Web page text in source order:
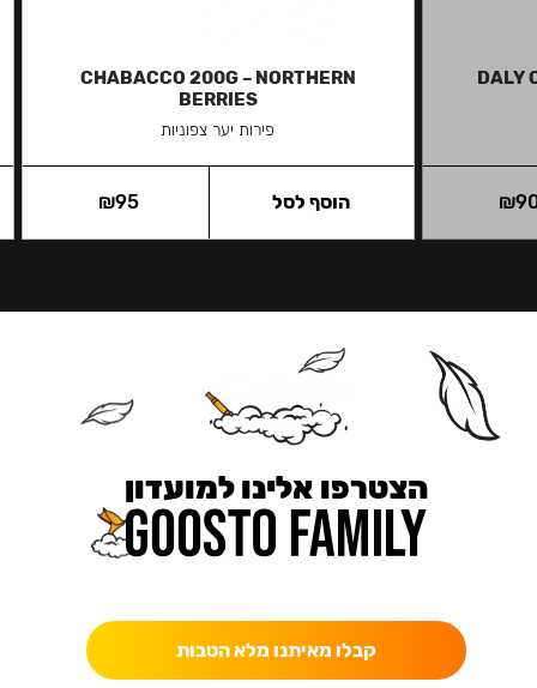
DALY
₪
CHABACCO 200G – NORTHERN
BERRIES
פירות יער צפוניות
₪95 הוסף לסל
הצטרפו אלינו למועדון
קבלו מאיתנו מלא הטבות